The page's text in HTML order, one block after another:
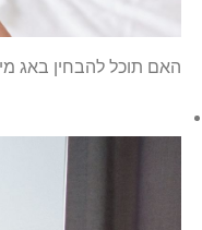
האם תוכל להבחין באג מיטה במזרן שלך? 71%